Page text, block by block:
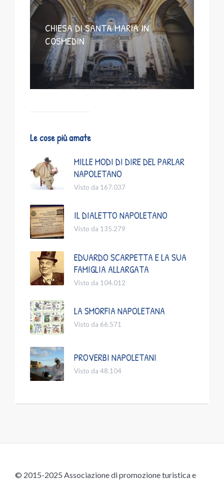
CHIESA DI SANTA MARIA IN
COSMEDIN
Le cose più amate
MILLE MODI DI DIRE DEL PARLAR
NAPOLETANO
Visto da 167.037
IL DIALETTO NAPOLETANO
Visto da 135.279
EDUARDO SCARPETTA E LA SUA
FAMIGLIA ALLARGATA
Visto da 104.012
LA SMORFIA NAPOLETANA
Visto da 66.571
PROVERBI NAPOLETANI
Visto da 48.104
© 2015-2025 Associazione di promozione turistica e